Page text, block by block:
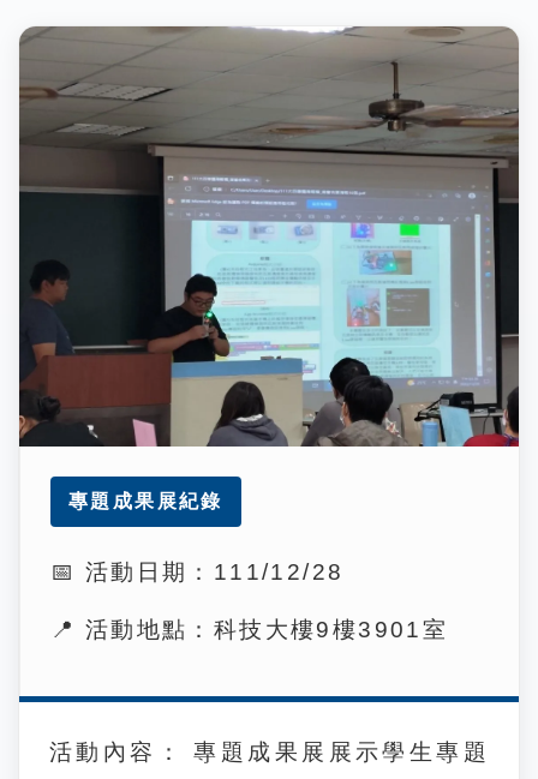
專題成果展紀錄
📅 活動日期： 111/12/28
📍 活動地點： 科技大樓9樓3901室
活動內容： 專題成果展展示學生專題